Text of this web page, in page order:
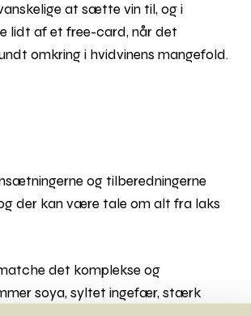
at sætte vin til, og i
lidt af et free-card, når det
omkring i hvidvinens mangefold.
og tilberedningerne
der kan være tale om alt fra laks
det komplekse og
soya, syltet ingefær, stærk